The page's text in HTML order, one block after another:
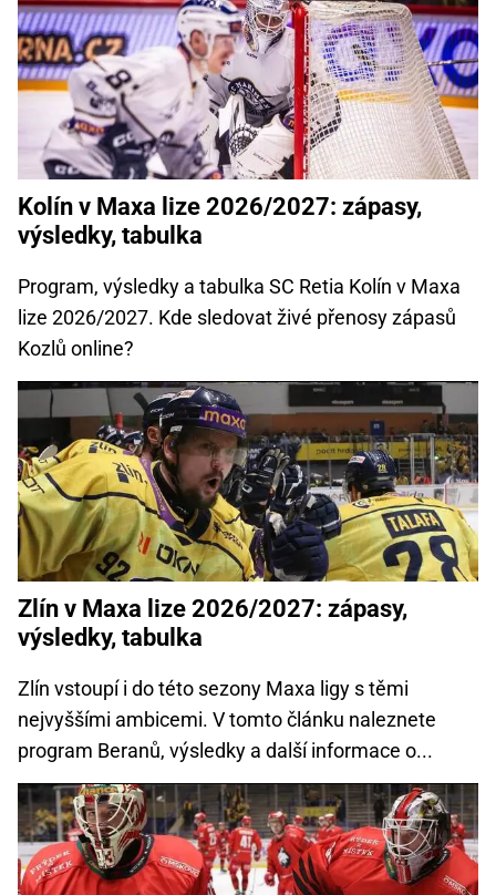
Kolín v Maxa lize 2026/2027: zápasy,
výsledky, tabulka
Program, výsledky a tabulka SC Retia Kolín v Maxa
lize 2026/2027. Kde sledovat živé přenosy zápasů
Kozlů online?
Zlín v Maxa lize 2026/2027: zápasy,
výsledky, tabulka
Zlín vstoupí i do této sezony Maxa ligy s těmi
nejvyššími ambicemi. V tomto článku naleznete
program Beranů, výsledky a další informace o...